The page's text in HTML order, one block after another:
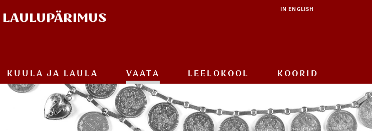
LAULUPÄRIMUS
IN ENGLISH
KUULA JA LAULA VAATA LEELOKOOL KOORID